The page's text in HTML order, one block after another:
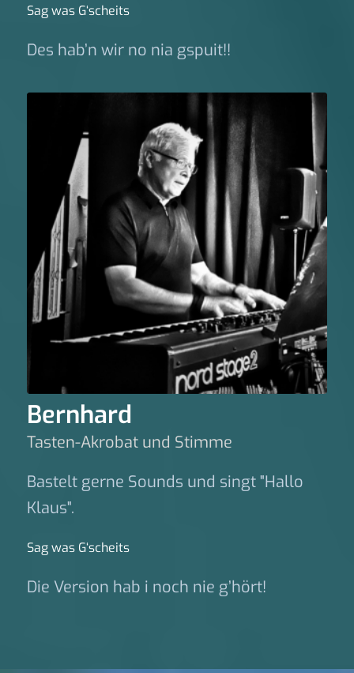
Sag was G‘scheits
Des hab’n wir no nia gspuit!!
Bernhard
Tasten-Akrobat und Stimme
Bastelt gerne Sounds und singt "Hallo
Klaus".
Sag was G‘scheits
Die Version hab i noch nie g’hört!